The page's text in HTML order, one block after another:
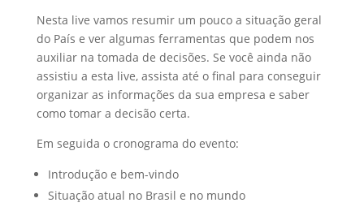
Nesta live vamos resumir um pouco a situação geral
do País e ver algumas ferramentas que podem nos
auxiliar na tomada de decisões. Se você ainda não
assistiu a esta live, assista até o final para conseguir
organizar as informações da sua empresa e saber
como tomar a decisão certa.
Em seguida o cronograma do evento:
Introdução e bem-vindo
Situação atual no Brasil e no mundo